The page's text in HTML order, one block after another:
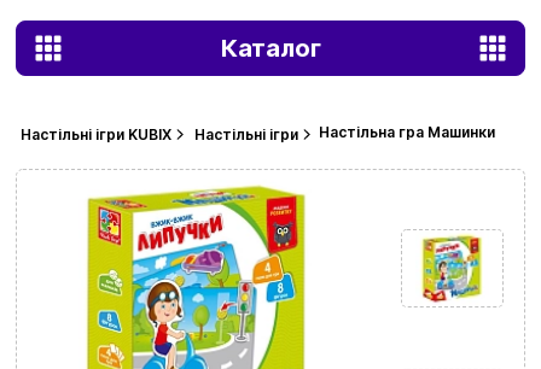
Каталог
Настільні ігри KUBIX Настільні ігри Настільна гра Машинки